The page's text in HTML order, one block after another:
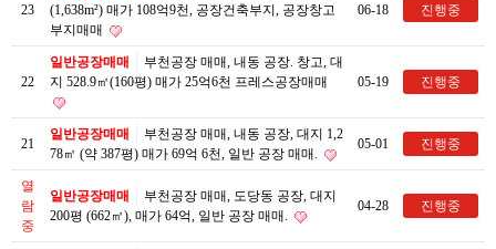
23
(1,638m²) 매가 108억9천, 공장건축부지, 공장창고
부지매매
06-18 진행중
22
일반공장매매
부천공장 매매, 내동 공장. 창고, 대
지 528.9㎡(160평) 매가 25억6천 프레스공장매매
05-19 진행중
21
일반공장매매
부천공장 매매, 내동 공장, 대지 1,2
78㎡ (약 387평) 매가 69억 6천, 일반 공장 매매.
05-01 진행중
열
람
중
일반공장매매
부천공장 매매, 도당동 공장, 대지
200평 (662㎡), 매가 64억, 일반 공장 매매.
04-28 진행중